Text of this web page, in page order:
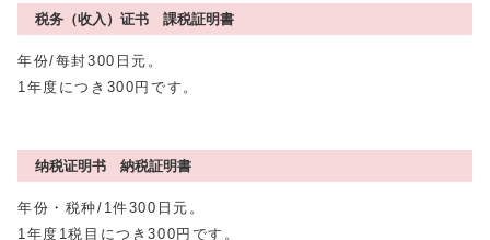
税务（收入）证书 課税証明書
年份/每封300日元。
1年度につき300円です。
纳税证明书 納税証明書
年份・税种/1件300日元。
1年度1税目につき300円です。